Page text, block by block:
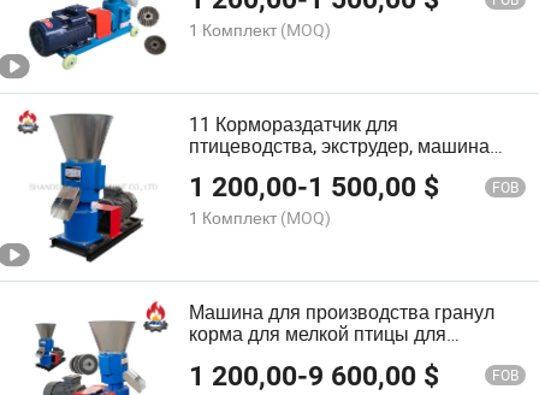
1 Комплект (MOQ)
11 Кормораздатчик для
птицеводства, экструдер, машина
для производства гранул для
животных
1 200,00-1 500,00 $ FOB
1 Комплект (MOQ)
Машина для производства гранул
корма для мелкой птицы для
мощностью 50-200 кг/ч
1 200,00-9 600,00 $ FOB